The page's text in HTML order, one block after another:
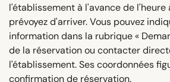
l'établissement à l'avance de l'heure
prévoyez d'arriver. Vous pouvez
information dans la rubrique «
de la réservation ou contacter
l'établissement. Ses coordonnées
confirmation de réservation.